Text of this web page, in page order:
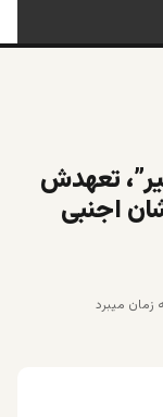
تعهدش
اجنبی